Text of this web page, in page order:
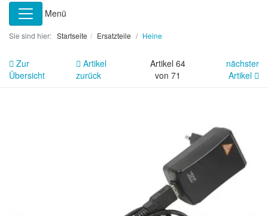
Menü
Sie sind hier: Startseite Ersatzteile Heine
Zur
Übersicht
Artikel
zurück
Artikel 64
von 71
nächster
Artikel